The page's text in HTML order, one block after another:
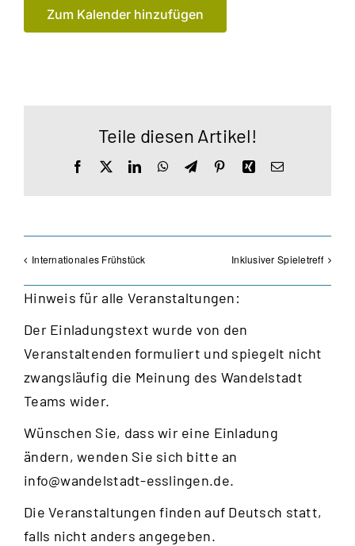
Zum Kalender hinzufügen
Teile diesen Artikel!
Facebook LinkedInWhatsApp
TelegramPinterestXingE-
Internationales Frühstück Inklusiver Spieletreff
Hinweis für alle Veranstaltungen:
Der Einladungstext wurde von den
Veranstaltenden formuliert und spiegelt nicht
zwangsläufig die Meinung des Wandelstadt
Teams wider.
Wünschen Sie, dass wir eine Einladung
ändern, wenden Sie sich bitte an
info@wandelstadt-esslingen.de.
Die Veranstaltungen finden auf Deutsch statt,
falls nicht anders angegeben.